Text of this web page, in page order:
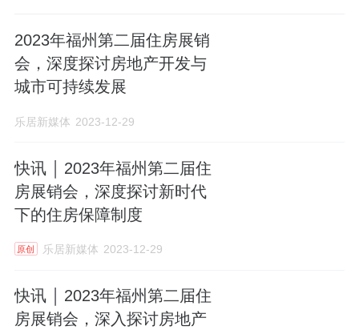
2023年福州第二届住房展销
会，深度探讨房地产开发与
城市可持续发展
乐居新媒体 2023-12-29
快讯 ￨ 2023年福州第二届住
房展销会，深度探讨新时代
下的住房保障制度
原创 乐居新媒体 2023-12-29
快讯 ￨ 2023年福州第二届住
房展销会，深入探讨房地产